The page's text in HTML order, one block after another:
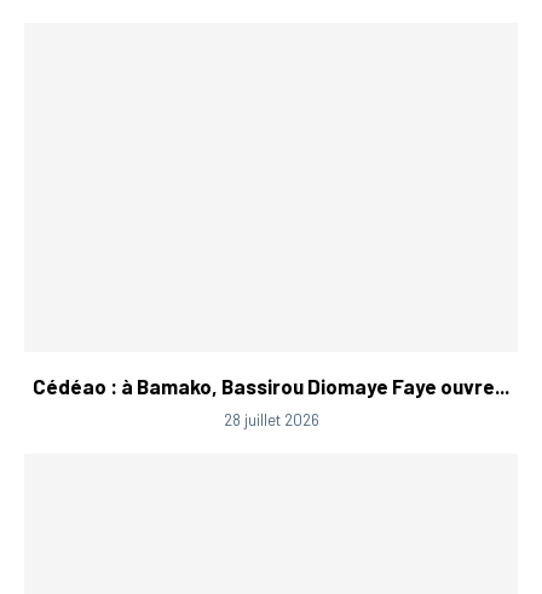
Cédéao : à Bamako, Bassirou Diomaye Faye ouvre...
28 juillet 2026